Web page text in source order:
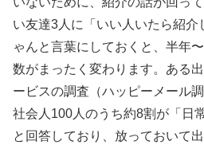
い友達3人に「いい人いたら紹介
ゃんと言葉にしておくと、半年
数がまったく変わります。ある
ービスの調査（ハッピーメール
社会人100人のうち約8割が「日
と回答しており、放っておいて